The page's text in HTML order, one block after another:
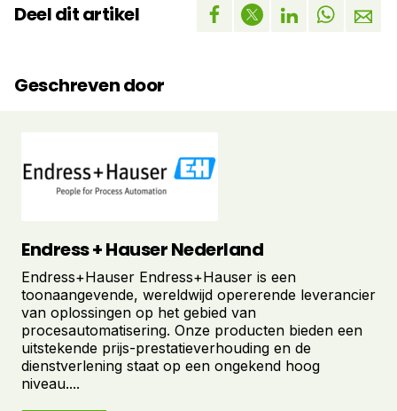
Deel dit artikel
Geschreven door
Endress + Hauser Nederland
Endress+Hauser Endress+Hauser is een
toonaangevende, wereldwijd opererende leverancier
van oplossingen op het gebied van
procesautomatisering. Onze producten bieden een
uitstekende prijs-prestatieverhouding en de
dienstverlening staat op een ongekend hoog
niveau....